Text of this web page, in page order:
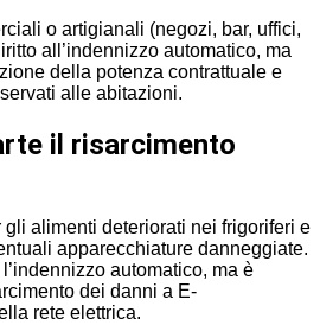
o artigianali (negozi, bar, uffici,
all’indennizzo automatico, ma
della potenza contrattuale e
alle abitazioni.
il risarcimento
alimenti deteriorati nei frigoriferi e
apparecchiature danneggiate.
automatico, ma è
dei danni a E-
rete elettrica.